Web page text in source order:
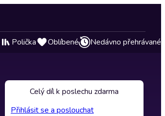
Polička Oblíbené Nedávno přehrávané
Celý díl k poslechu zdarma
Přihlásit se a poslouchat